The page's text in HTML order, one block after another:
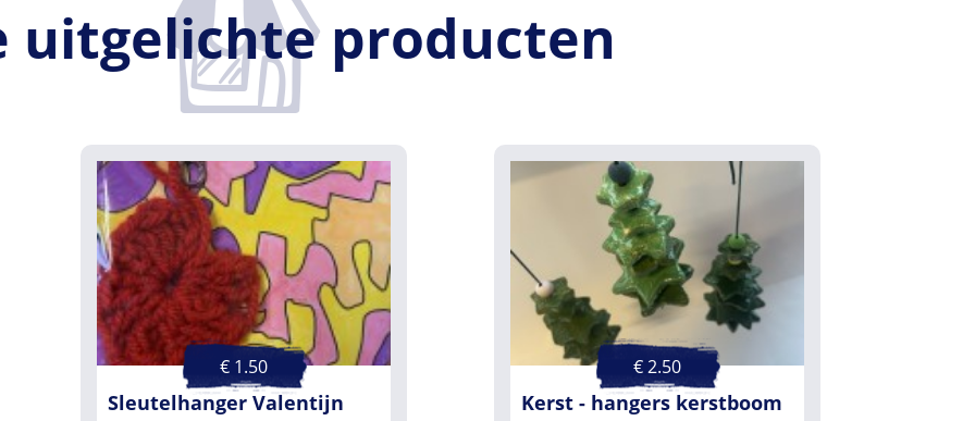
uitgelichte producten
Sleutelhanger Valentijn
€ 1.50
Kerst - hangers kerstboom
€ 2.50